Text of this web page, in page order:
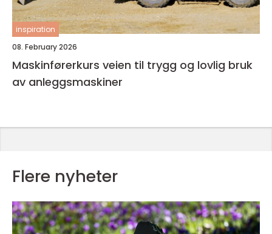
inspiration
08. February 2026
Maskinførerkurs veien til trygg og lovlig bruk
av anleggsmaskiner
Flere nyheter